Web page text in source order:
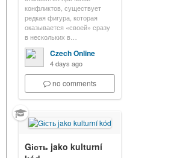
конфликтов, существует
редкая фигура, которая
оказывается «своей» сразу
в нескольких в…
Czech Online
4 days ago
no comments
Gість jako kulturní